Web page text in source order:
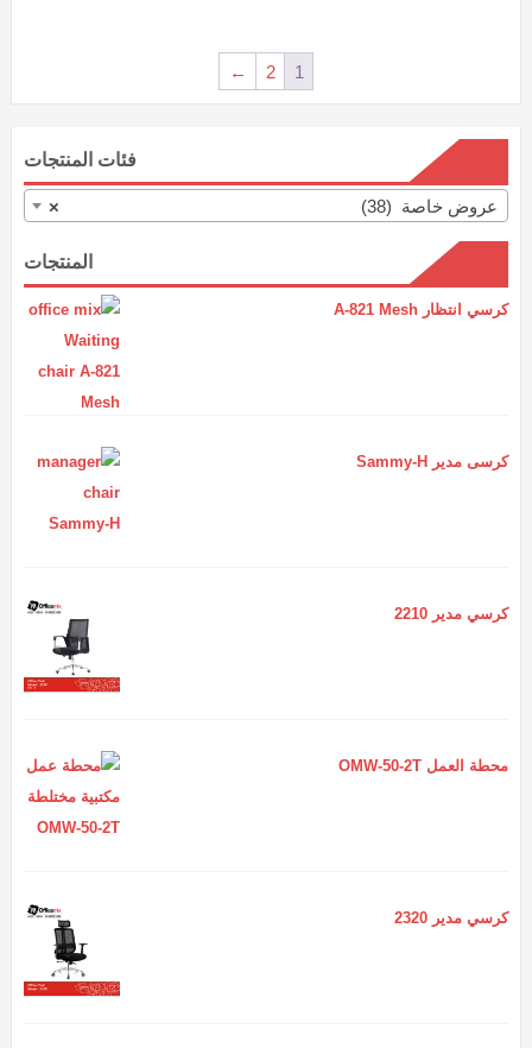
1
2
←
فئات المنتجات
× عروض خاصة (38)
المنتجات
كرسي انتظار A-821 Mesh
كرسى مدير Sammy-H
كرسي مدير 2210
محطة العمل OMW-50-2T
كرسي مدير 2320